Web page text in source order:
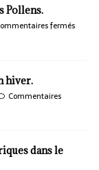
Pollens.
fermés
hiver.
Commentaires
dans le